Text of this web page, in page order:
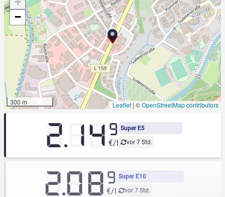
−
300 m Leaflet | ©OpenStreetMap contributors
Super E5
vor 7 Std.
2.14 9
€/l
Super E10
vor 7 Std.
2.089
€/l